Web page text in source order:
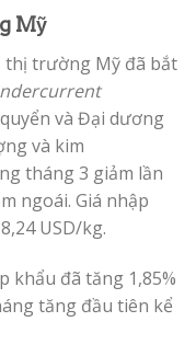
Mỹ
thị trường Mỹ đã bắt
và Đại dương
và kim
tháng 3 giảm lần
ngoái. Giá nhập
USD/kg.
khẩu đã tăng 1,85%
tăng đầu tiên kể